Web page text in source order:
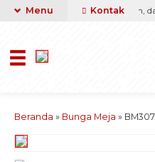
yang terbaik & termurah,
Menu Kontak
Beranda » Bunga Meja » BM307